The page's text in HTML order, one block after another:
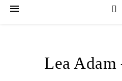
Lea Adam